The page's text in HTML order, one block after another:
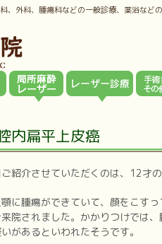
、外科、腫瘍科などの一般診療、薬浴な
内扁平上皮癌
紹介させていただくのは、12才
に腫瘍ができていて、顔をこす
院されました。かかりつけでは
があるといわれたそうです。